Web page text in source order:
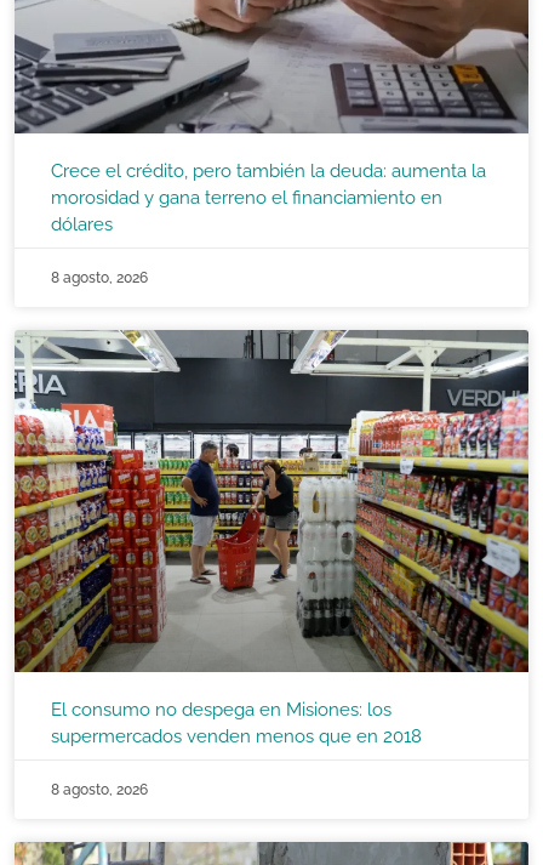
Crece el crédito, pero también la deuda: aumenta la
morosidad y gana terreno el financiamiento en
dólares
8 agosto, 2026
El consumo no despega en Misiones: los
supermercados venden menos que en 2018
8 agosto, 2026